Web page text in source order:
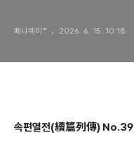
페니웨이™ 2026. 6. 15. 10:18
속편열전(續篇列傳) No.39